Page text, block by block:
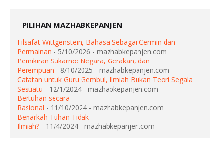
PILIHAN MAZHABKEPANJEN
Filsafat Wittgenstein, Bahasa Sebagai Cermin dan
Permainan - 5/10/2026 - mazhabkepanjen.com
Pemikiran Sukarno: Negara, Gerakan, dan
Perempuan - 8/10/2025 - mazhabkepanjen.com
Catatan untuk Guru Gembul, Ilmiah Bukan Teori Segala
Sesuatu - 12/1/2024 - mazhabkepanjen.com
Bertuhan secara
Rasional - 11/10/2024 - mazhabkepanjen.com
Benarkah Tuhan Tidak
Ilmiah? - 11/4/2024 - mazhabkepanjen.com